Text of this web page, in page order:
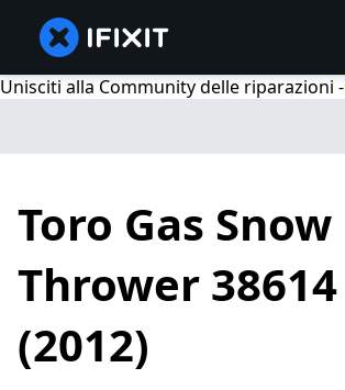
Unisciti alla Community delle riparazioni -
Toro Gas Snow
Thrower 38614
(2012)